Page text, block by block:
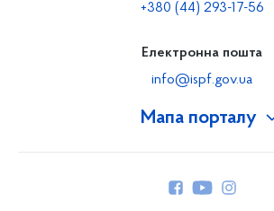
Мапа порталу
+380 (44) 293-17-56
Електронна пошта
info@ispf.gov.ua